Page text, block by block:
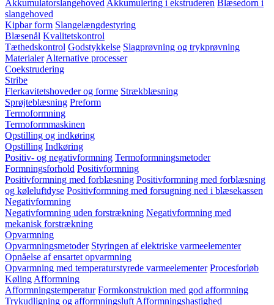
Akkumulatorslangehoved Akkumulering i ekstruderen Blæsedorn i
slangehoved
Kipbar form Slangelængdestyring
Blæsenål Kvalitetskontrol
Tæthedskontrol Godstykkelse Slagprøvning og trykprøvning
Materialer Alternative processer
Coekstrudering
Stribe
Flerkavitetshoveder og forme Strækblæsning
Sprøjteblæsning Preform
Termoformning
Termoformmaskinen
Opstilling og indkøring
Opstilling Indkøring
Positiv- og negativformning Termoformningsmetoder
Formningsforhold Positivformning
Positivformning med forblæsning Positivformning med forblæsning
og køleluftdyse Positivformning med forsugning ned i blæsekassen
Negativformning
Negativformning uden forstrækning Negativformning med
mekanisk forstrækning
Opvarmning
Opvarmningsmetoder Styringen af elektriske varmeelementer
Opnåelse af ensartet opvarmning
Opvarmning med temperaturstyrede varmeelementer Procesforløb
Køling Afformning
Afformningstemperatur Formkonstruktion med god afformning
Trykudligning og afformningsluft Afformningshastighed